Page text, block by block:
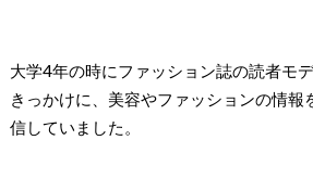
大学4年の時にファッション誌の読者モ
きっかけに、美容やファッションの情
信していました。